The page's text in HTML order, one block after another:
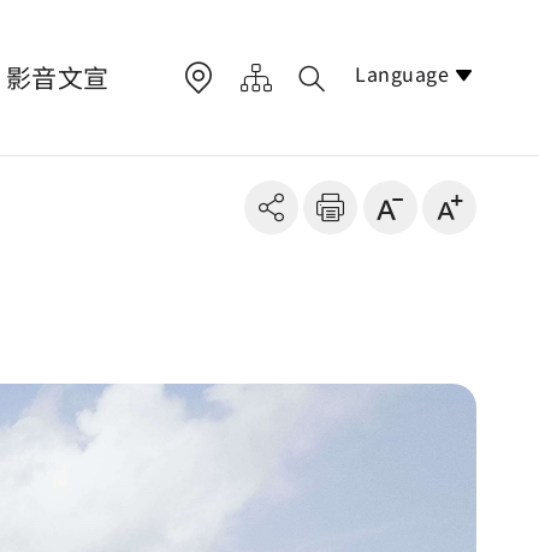
影音文宣 Language